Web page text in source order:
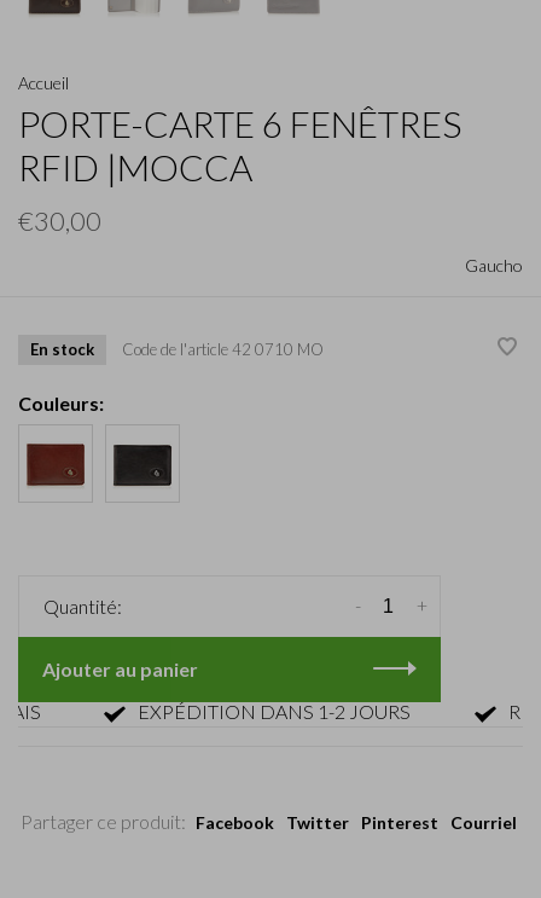
Accueil
PORTE-CARTE 6 FENÊTRES
RFID |MOCCA
€30,00
Gaucho
En stock Code de l'article42 0710 MO
Couleurs:
Quantité: +
-
Ajouter au panier
EXPÉDITION DANS 1-2 JOURS
Partager ce produit: Facebook Twitter Pinterest Courriel